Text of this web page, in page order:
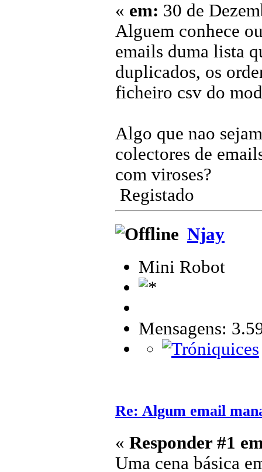
« em: 30 de
Alguem conhece
emails duma lista
duplicados, os
ficheiro csv do
Algo que nao
colectores de
com viroses?
Registado
Njay
Mini Robot
Mensagens:
Re: Algum email
« Responder #1
Uma cena básica